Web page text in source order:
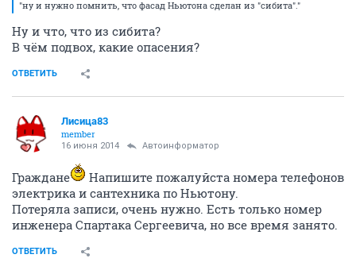
"ну и нужно помнить, что фасад Ньютона сделан из "сибита"."
Ну и что, что из сибита?
В чём подвох, какие опасения?
ОТВЕТИТЬ
Лисица83
member
16 июня 2014 Автоинформатор
Граждане
Напишите пожалуйста номера телефонов
электрика и сантехника по Ньютону.
Потеряла записи, очень нужно. Есть только номер
инженера Спартака Сергеевича, но все время занято.
ОТВЕТИТЬ